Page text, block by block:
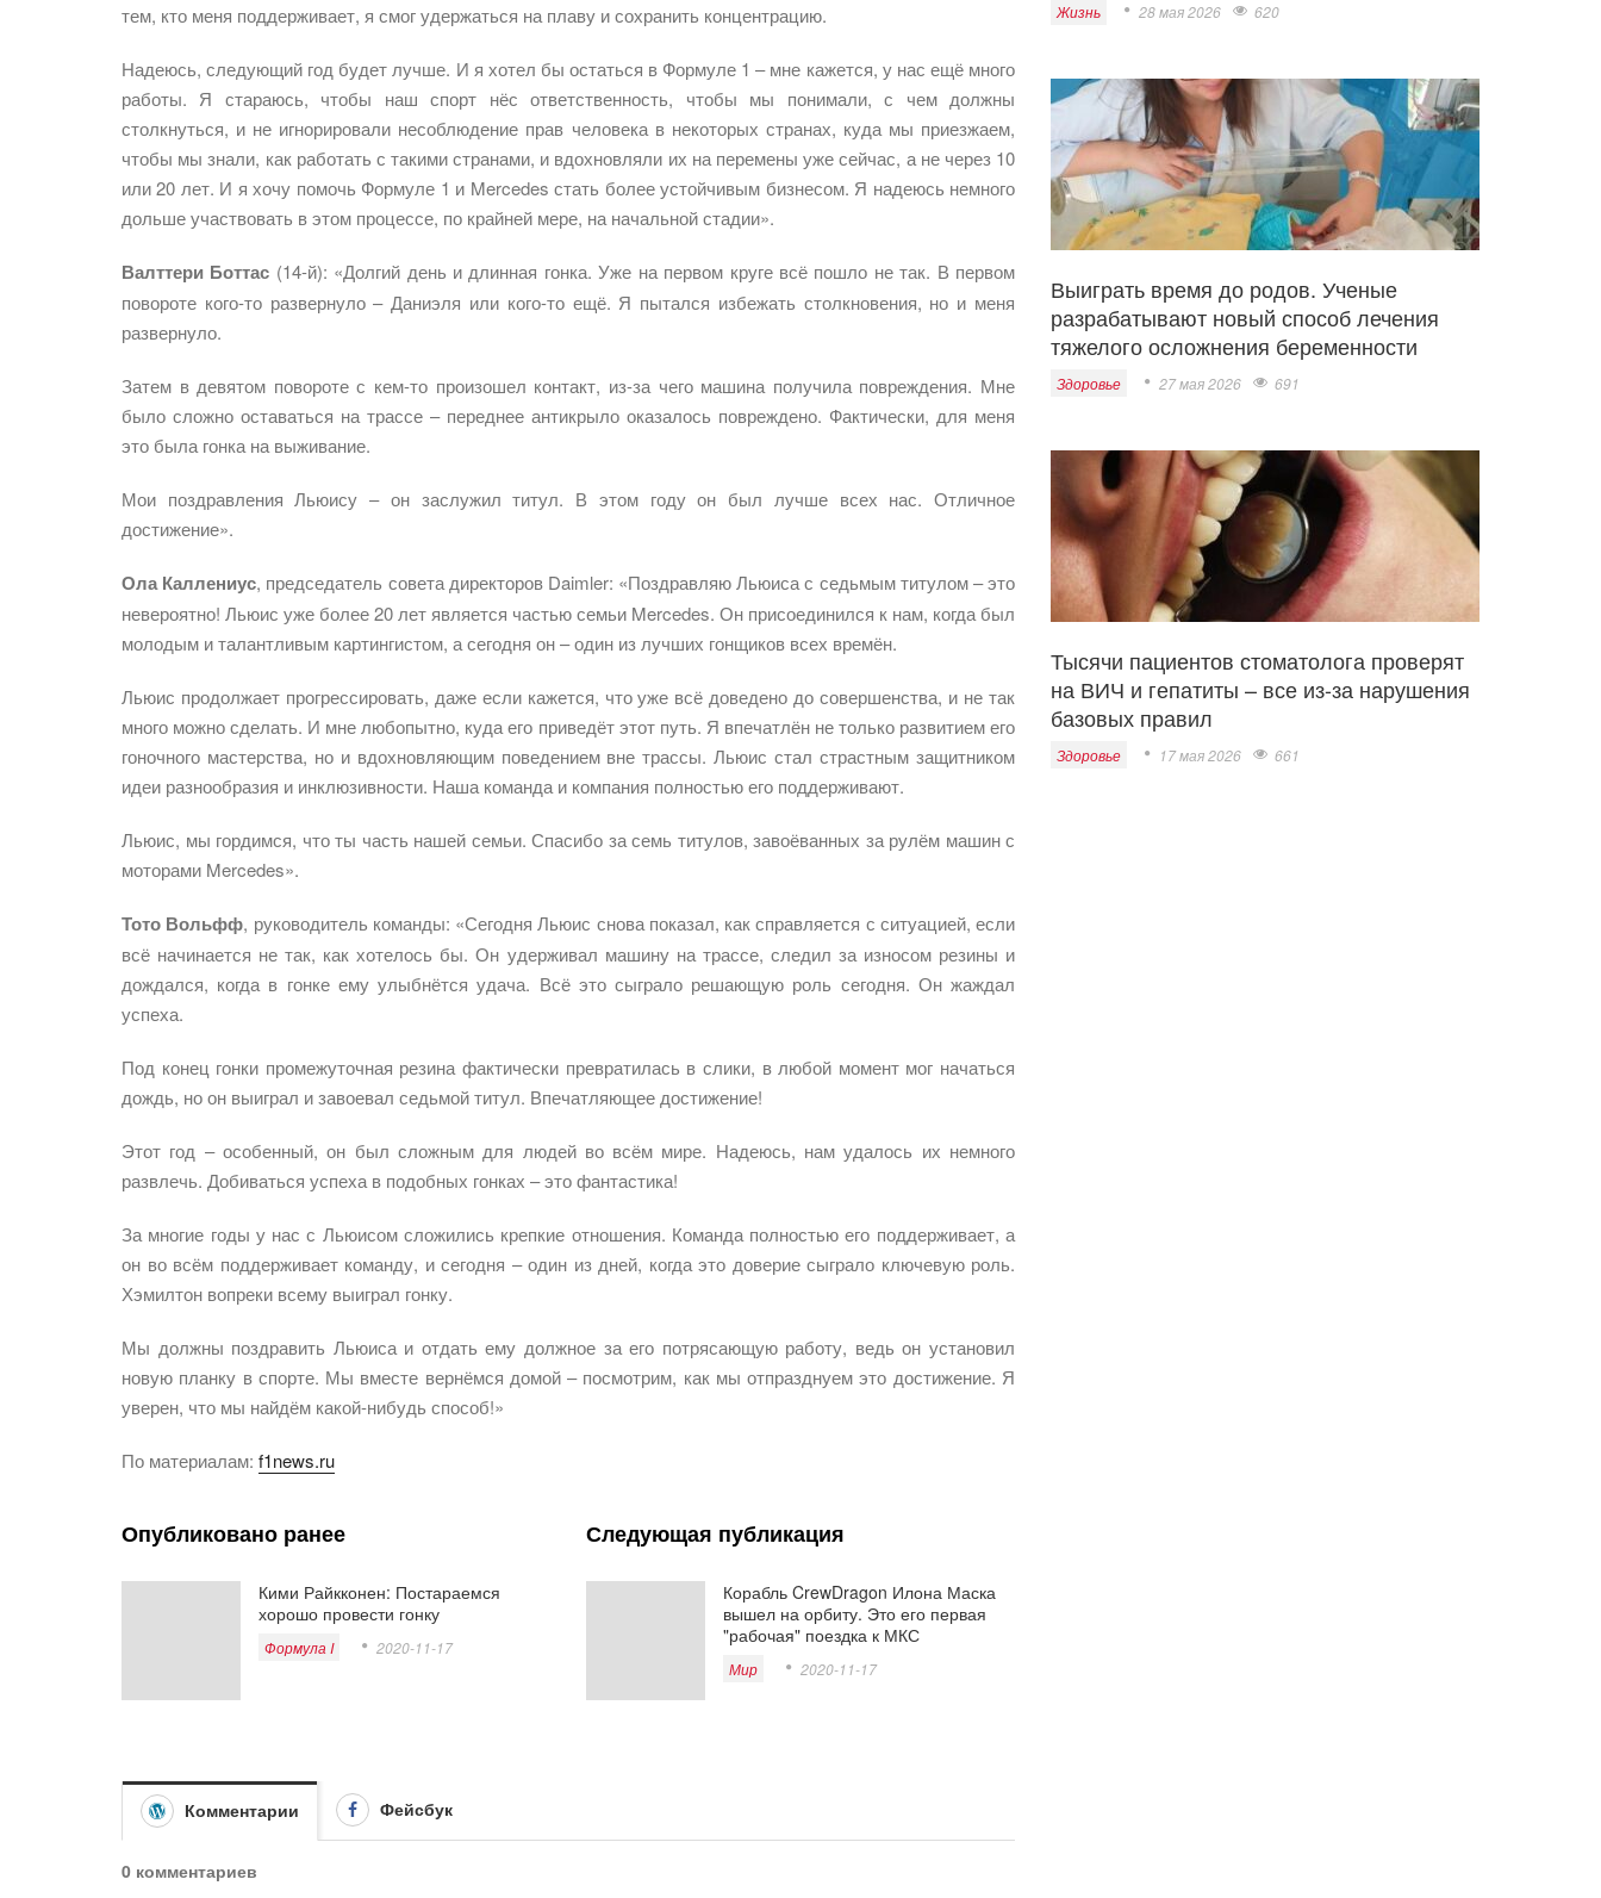
тем, кто меня поддерживает, я смог удержаться на плаву и сохранить концентрацию.
Надеюсь, следующий год будет лучше. И я хотел бы остаться в Формуле 1 – мне кажется, у нас ещё много
работы. Я стараюсь, чтобы наш спорт нёс ответственность, чтобы мы понимали, с чем должны
столкнуться, и не игнорировали несоблюдение прав человека в некоторых странах, куда мы приезжаем,
чтобы мы знали, как работать с такими странами, и вдохновляли их на перемены уже сейчас, а не через 10
или 20 лет. И я хочу помочь Формуле 1 и Mercedes стать более устойчивым бизнесом. Я надеюсь немного
дольше участвовать в этом процессе, по крайней мере, на начальной стадии».
Валттери Боттас (14-й): «Долгий день и длинная гонка. Уже на первом круге всё пошло не так. В первом
повороте кого-то развернуло – Даниэля или кого-то ещё. Я пытался избежать столкновения, но и меня
развернуло.
Затем в девятом повороте с кем-то произошел контакт, из-за чего машина получила повреждения. Мне
было сложно оставаться на трассе – переднее антикрыло оказалось повреждено. Фактически, для меня
это была гонка на выживание.
Мои поздравления Льюису – он заслужил титул. В этом году он был лучше всех нас. Отличное
достижение».
Ола Каллениус, председатель совета директоров Daimler: «Поздравляю Льюиса с седьмым титулом – это
невероятно! Льюис уже более 20 лет является частью семьи Mercedes. Он присоединился к нам, когда был
молодым и талантливым картингистом, а сегодня он – один из лучших гонщиков всех времён.
Льюис продолжает прогрессировать, даже если кажется, что уже всё доведено до совершенства, и не так
много можно сделать. И мне любопытно, куда его приведёт этот путь. Я впечатлён не только развитием его
гоночного мастерства, но и вдохновляющим поведением вне трассы. Льюис стал страстным защитником
идеи разнообразия и инклюзивности. Наша команда и компания полностью его поддерживают.
Льюис, мы гордимся, что ты часть нашей семьи. Спасибо за семь титулов, завоёванных за рулём машин с
моторами Mercedes».
Тото Вольфф, руководитель команды: «Сегодня Льюис снова показал, как справляется с ситуацией, если
всё начинается не так, как хотелось бы. Он удерживал машину на трассе, следил за износом резины и
дождался, когда в гонке ему улыбнётся удача. Всё это сыграло решающую роль сегодня. Он жаждал
успеха.
Под конец гонки промежуточная резина фактически превратилась в слики, в любой момент мог начаться
дождь, но он выиграл и завоевал седьмой титул. Впечатляющее достижение!
Этот год – особенный, он был сложным для людей во всём мире. Надеюсь, нам удалось их немного
развлечь. Добиваться успеха в подобных гонках – это фантастика!
За многие годы у нас с Льюисом сложились крепкие отношения. Команда полностью его поддерживает, а
он во всём поддерживает команду, и сегодня – один из дней, когда это доверие сыграло ключевую роль.
Хэмилтон вопреки всему выиграл гонку.
Мы должны поздравить Льюиса и отдать ему должное за его потрясающую работу, ведь он установил
новую планку в спорте. Мы вместе вернёмся домой – посмотрим, как мы отпразднуем это достижение. Я
уверен, что мы найдём какой-нибудь способ!»
По материалам: f1news.ru
Опубликовано ранее
Кими Райкконен: Постараемся
хорошо провести гонку
Формула I 2020-11-17
Следующая публикация
Корабль CrewDragon Илона Маска
вышел на орбиту. Это его первая
"рабочая" поездка к МКС
Мир 2020-11-17
Комментарии Фейсбук
0 комментариев
Жизнь 28 мая 2026 620
Выиграть время до родов. Ученые
разрабатывают новый способ лечения
тяжелого осложнения беременности
Здоровье 27 мая 2026 691
Тысячи пациентов стоматолога проверят
на ВИЧ и гепатиты – все из-за нарушения
базовых правил
Здоровье 17 мая 2026 661